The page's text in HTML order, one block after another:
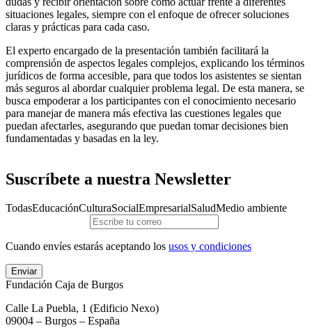
situaciones legales, siempre con el enfoque de ofrecer soluciones
claras y prácticas para cada caso.
El experto encargado de la presentación también facilitará la
comprensión de aspectos legales complejos, explicando los términos
jurídicos de forma accesible, para que todos los asistentes se sientan
más seguros al abordar cualquier problema legal. De esta manera, se
busca empoderar a los participantes con el conocimiento necesario
para manejar de manera más efectiva las cuestiones legales que
puedan afectarles, asegurando que puedan tomar decisiones bien
fundamentadas y basadas en la ley.
Suscríbete a nuestra Newsletter
TodasEducaciónCulturaSocialEmpresarialSaludMedio ambiente
Cuando envíes estarás aceptando los usos y condiciones
Enviar
Fundación Caja de Burgos
Calle La Puebla, 1 (Edificio Nexo)
09004 – Burgos – España